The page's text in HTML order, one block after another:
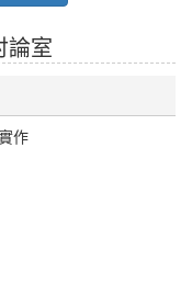
論室
作